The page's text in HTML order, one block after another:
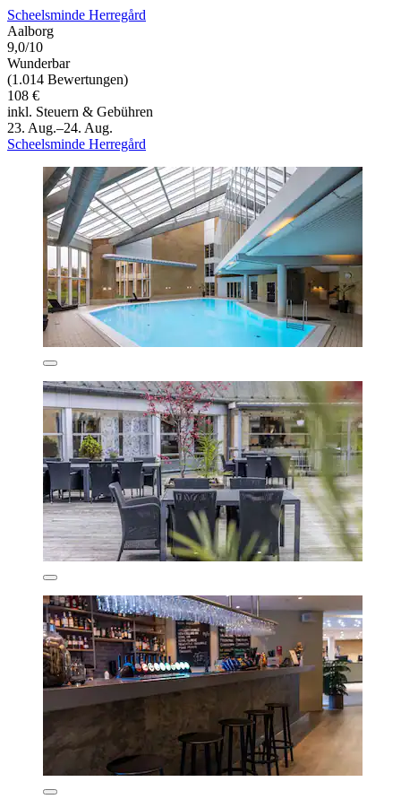
Scheelsminde Herregård
Aalborg
9,0/10
Wunderbar
(1.014 Bewertungen)
108 €
inkl. Steuern & Gebühren
23. Aug.–24. Aug.
Scheelsminde Herregård